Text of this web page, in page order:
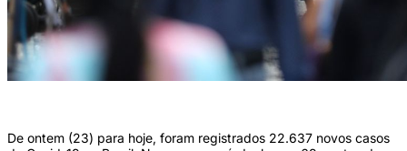
De ontem (23) para hoje, foram registrados 22.637 novos casos